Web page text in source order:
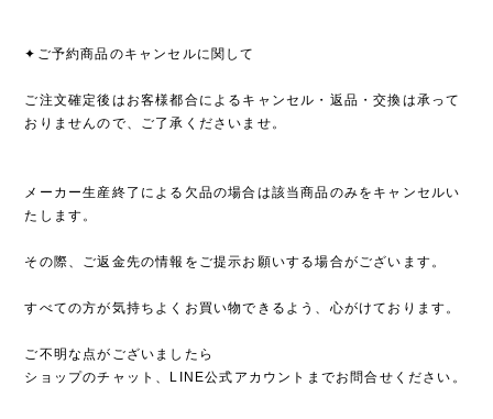
✦ご予約商品のキャンセルに関して
ご注文確定後はお客様都合によるキャンセル・返品・交換は承って
おりませんので、ご了承くださいませ。
メーカー生産終了による欠品の場合は該当商品のみをキャンセルい
たします。
その際、ご返金先の情報をご提示お願いする場合がございます。
すべての方が気持ちよくお買い物できるよう、心がけております。
ご不明な点がございましたら
ショップのチャット、LINE公式アカウントまでお問合せください。